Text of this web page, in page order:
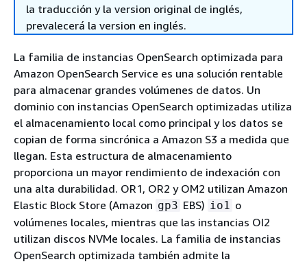
la traducción y la version original de inglés,
prevalecerá la version en inglés.
La familia de instancias OpenSearch optimizada para
Amazon OpenSearch Service es una solución rentable
para almacenar grandes volúmenes de datos. Un
dominio con instancias OpenSearch optimizadas utiliza
el almacenamiento local como principal y los datos se
copian de forma sincrónica a Amazon S3 a medida que
llegan. Esta estructura de almacenamiento
proporciona un mayor rendimiento de indexación con
una alta durabilidad. OR1, OR2 y OM2 utilizan Amazon
Elastic Block Store (Amazon gp3 EBS) io1 o
volúmenes locales, mientras que las instancias OI2
utilizan discos NVMe locales. La familia de instancias
OpenSearch optimizada también admite la